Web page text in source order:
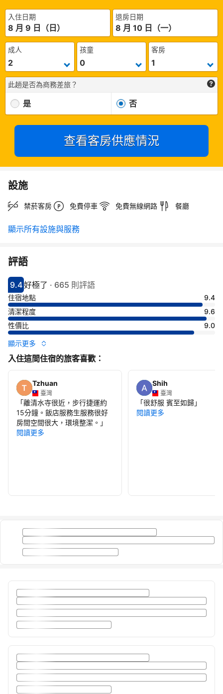
入住日期
8 月 9 日（日）
退房日期
8 月 10 日（一）
成人 孩童 客房
此趟是否為商務差旅？
是 否
查看客房供應情況
設施
禁菸客房 免費停車 免費無線網路 餐廳
顯示所有設施與服務
評語
分數9.4分
9.4
評比好極了
好極了 · 665 則評語
住宿地點
9.4
清潔程度
9.6
性價比
9.0
顯示更多
入住這間住宿的旅客喜歡：
Tzhuan
臺灣
「離清水寺很近，步行捷運約
15分鐘。飯店服務生服務很好
房間空間很大，環境整潔。 」
閱讀更多
Shih
臺灣
「很舒服 賓至如歸」
閱讀更多